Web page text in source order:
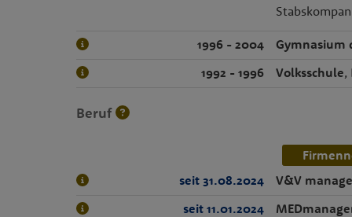
1996 - 2004
Gymnasium
1992 - 1996
Volksschule,
Beruf
seit 31.08.2024
V&V
seit 11.01.2024